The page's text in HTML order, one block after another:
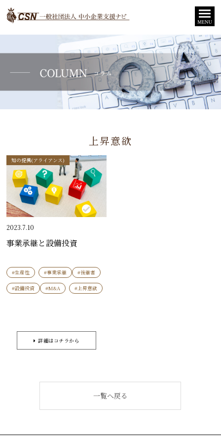
上昇意欲
2023.7.10
知の提携(アライアンス)
事業承継と設備投資
#生産性 #事業承継 #後継者
#設備投資 #M&A #上昇意欲
詳細はコチラから
一覧へ戻る